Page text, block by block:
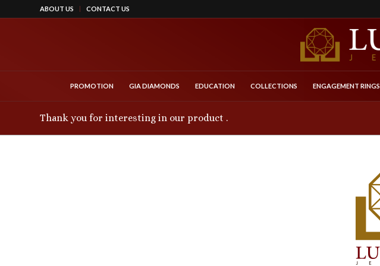
ABOUT US CONTACT US
PROMOTION GIA DIAMONDS EDUCATION COLLECTIONS ENGAGEMENT RINGS
Thank you for interesting in our product .